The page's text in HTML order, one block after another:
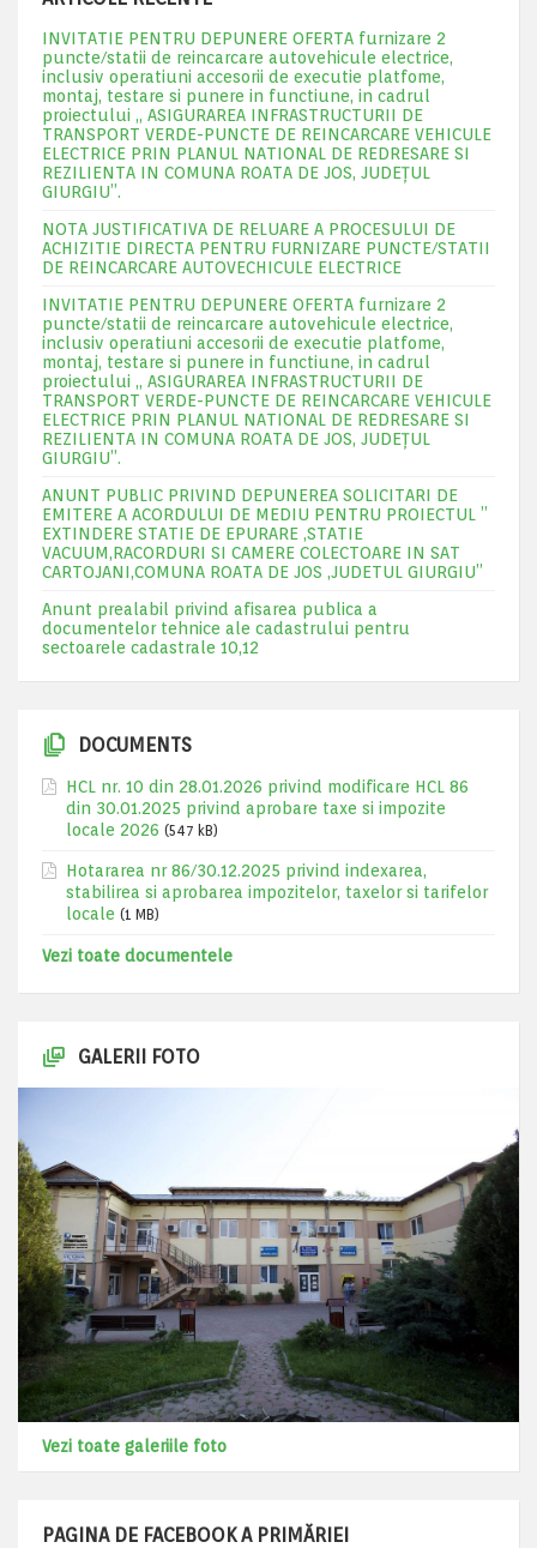
INVITATIE PENTRU DEPUNERE OFERTA furnizare 2
puncte/statii de reincarcare autovehicule electrice,
inclusiv operatiuni accesorii de executie platfome,
montaj, testare si punere in functiune, in cadrul
proiectului „ ASIGURAREA INFRASTRUCTURII DE
TRANSPORT VERDE-PUNCTE DE REINCARCARE VEHICULE
ELECTRICE PRIN PLANUL NATIONAL DE REDRESARE SI
REZILIENTA IN COMUNA ROATA DE JOS, JUDEŢUL
GIURGIU”.
NOTA JUSTIFICATIVA DE RELUARE A PROCESULUI DE
ACHIZITIE DIRECTA PENTRU FURNIZARE PUNCTE/STATII
DE REINCARCARE AUTOVECHICULE ELECTRICE
INVITATIE PENTRU DEPUNERE OFERTA furnizare 2
puncte/statii de reincarcare autovehicule electrice,
inclusiv operatiuni accesorii de executie platfome,
montaj, testare si punere in functiune, in cadrul
proiectului „ ASIGURAREA INFRASTRUCTURII DE
TRANSPORT VERDE-PUNCTE DE REINCARCARE VEHICULE
ELECTRICE PRIN PLANUL NATIONAL DE REDRESARE SI
REZILIENTA IN COMUNA ROATA DE JOS, JUDEŢUL
GIURGIU”.
ANUNT PUBLIC PRIVIND DEPUNEREA SOLICITARI DE
EMITERE A ACORDULUI DE MEDIU PENTRU PROIECTUL ”
EXTINDERE STATIE DE EPURARE ,STATIE
VACUUM,RACORDURI SI CAMERE COLECTOARE IN SAT
CARTOJANI,COMUNA ROATA DE JOS ,JUDETUL GIURGIU”
Anunt prealabil privind afisarea publica a
documentelor tehnice ale cadastrului pentru
sectoarele cadastrale 10,12
DOCUMENTS
HCL nr. 10 din 28.01.2026 privind modificare HCL 86
din 30.01.2025 privind aprobare taxe si impozite
locale 2026 (547 kB)
Hotararea nr 86/30.12.2025 privind indexarea,
stabilirea si aprobarea impozitelor, taxelor si tarifelor
locale (1 MB)
Vezi toate documentele
GALERII FOTO
Vezi toate galeriile foto
PAGINA DE FACEBOOK A PRIMĂRIEI